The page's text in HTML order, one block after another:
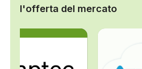
l'offerta del mercato